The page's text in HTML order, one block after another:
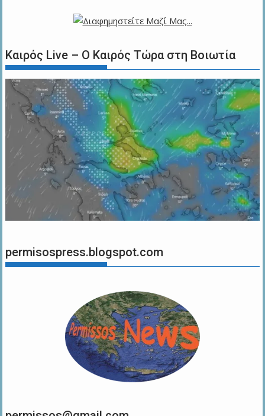
Καιρός Live – Ο Καιρός Τώρα στη Βοιωτία
permisospress.blogspot.com